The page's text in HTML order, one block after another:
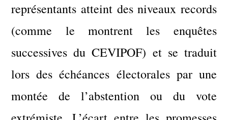
représentants atteint des niveaux records
(comme le montrent les enquêtes
successives du CEVIPOF) et se traduit
lors des échéances électorales par une
montée de l’abstention ou du vote